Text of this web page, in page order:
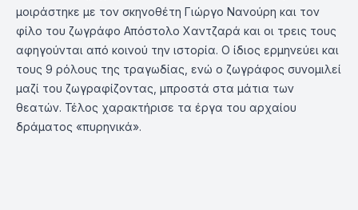
μοιράστηκε με τον σκηνοθέτη Γιώργο Νανούρη και τον
φίλο του ζωγράφο Απόστολο Χαντζαρά και οι τρεις τους
αφηγούνται από κοινού την ιστορία. Ο ίδιος ερμηνεύει και
τους 9 ρόλους της τραγωδίας, ενώ ο ζωγράφος συνομιλεί
μαζί του ζωγραφίζοντας, μπροστά στα μάτια των
θεατών. Τέλος χαρακτήρισε τα έργα του αρχαίου
δράματος «πυρηνικά».